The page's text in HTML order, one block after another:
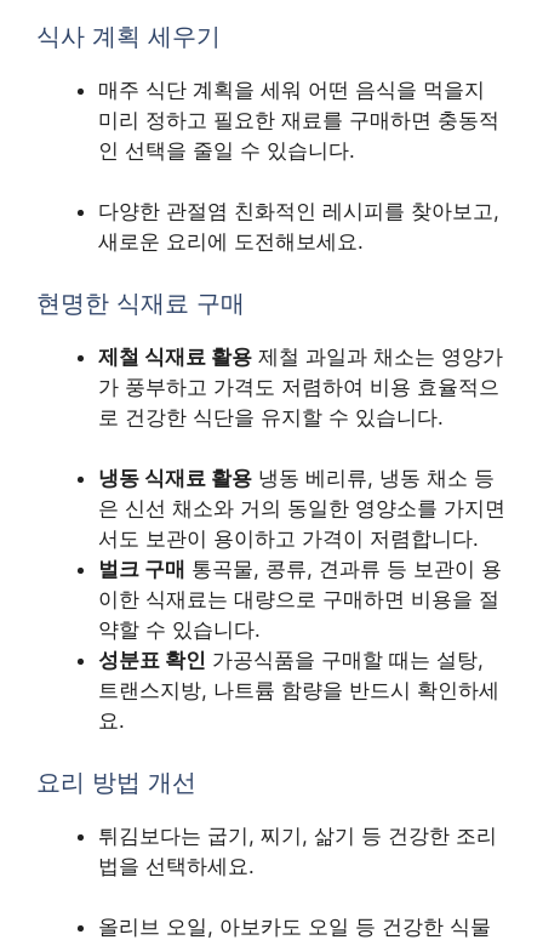
식사 계획 세우기
매주 식단 계획을 세워 어떤 음식을 먹을지
미리 정하고 필요한 재료를 구매하면 충동적
인 선택을 줄일 수 있습니다.
다양한 관절염 친화적인 레시피를 찾아보고,
새로운 요리에 도전해보세요.
현명한 식재료 구매
제철 식재료 활용 제철 과일과 채소는 영양가
가 풍부하고 가격도 저렴하여 비용 효율적으
로 건강한 식단을 유지할 수 있습니다.
냉동 식재료 활용 냉동 베리류, 냉동 채소 등
은 신선 채소와 거의 동일한 영양소를 가지면
서도 보관이 용이하고 가격이 저렴합니다.
벌크 구매 통곡물, 콩류, 견과류 등 보관이 용
이한 식재료는 대량으로 구매하면 비용을 절
약할 수 있습니다.
성분표 확인 가공식품을 구매할 때는 설탕,
트랜스지방, 나트륨 함량을 반드시 확인하세
요.
요리 방법 개선
튀김보다는 굽기, 찌기, 삶기 등 건강한 조리
법을 선택하세요.
올리브 오일, 아보카도 오일 등 건강한 식물